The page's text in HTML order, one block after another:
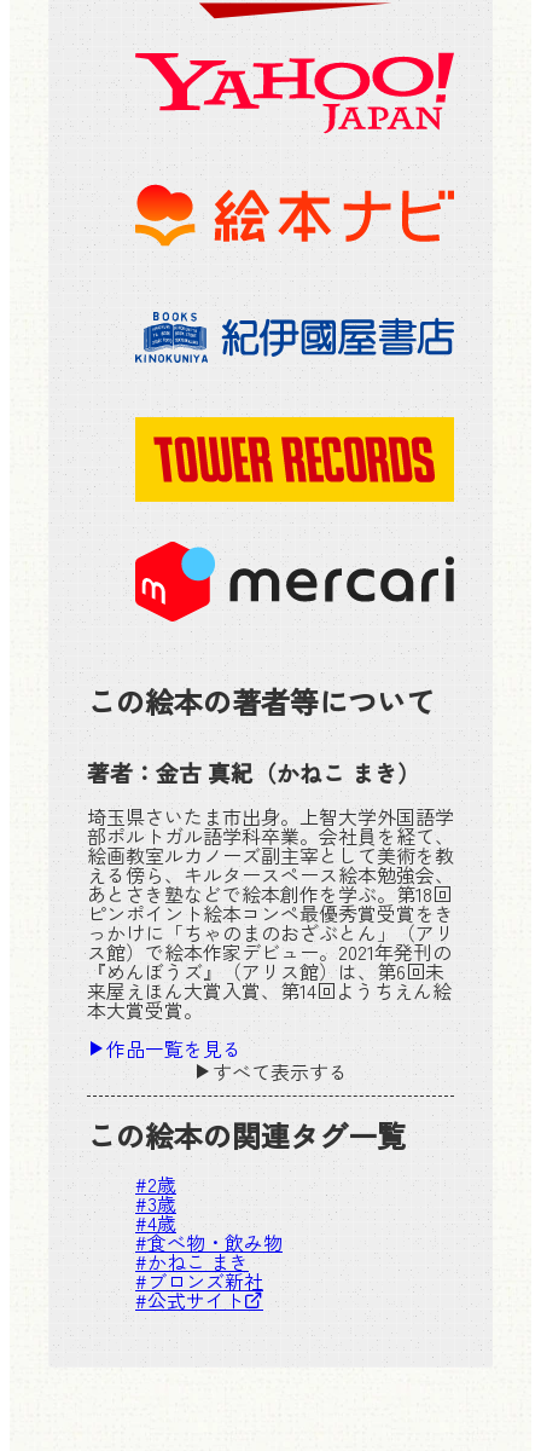
この絵本の著者等について
著者：金古 真紀（かねこ まき）
埼玉県さいたま市出身。上智大学外国語学
部ポルトガル語学科卒業。会社員を経て、
絵画教室ルカノーズ副主宰として美術を教
える傍ら、キルタースペース絵本勉強会、
あとさき塾などで絵本創作を学ぶ。第18回
ピンポイント絵本コンペ最優秀賞受賞をき
っかけに「ちゃのまのおざぶとん」（アリ
ス館）で絵本作家デビュー。2021年発刊の
『めんぼうズ』（アリス館）は、第6回未
来屋えほん大賞入賞、第14回ようちえん絵
本大賞受賞。
作品一覧を見る
すべて表示する
この絵本の関連タグ一覧
#2歳
#3歳
#4歳
#食べ物・飲み物
#かねこ まき
#ブロンズ新社
#公式サイト